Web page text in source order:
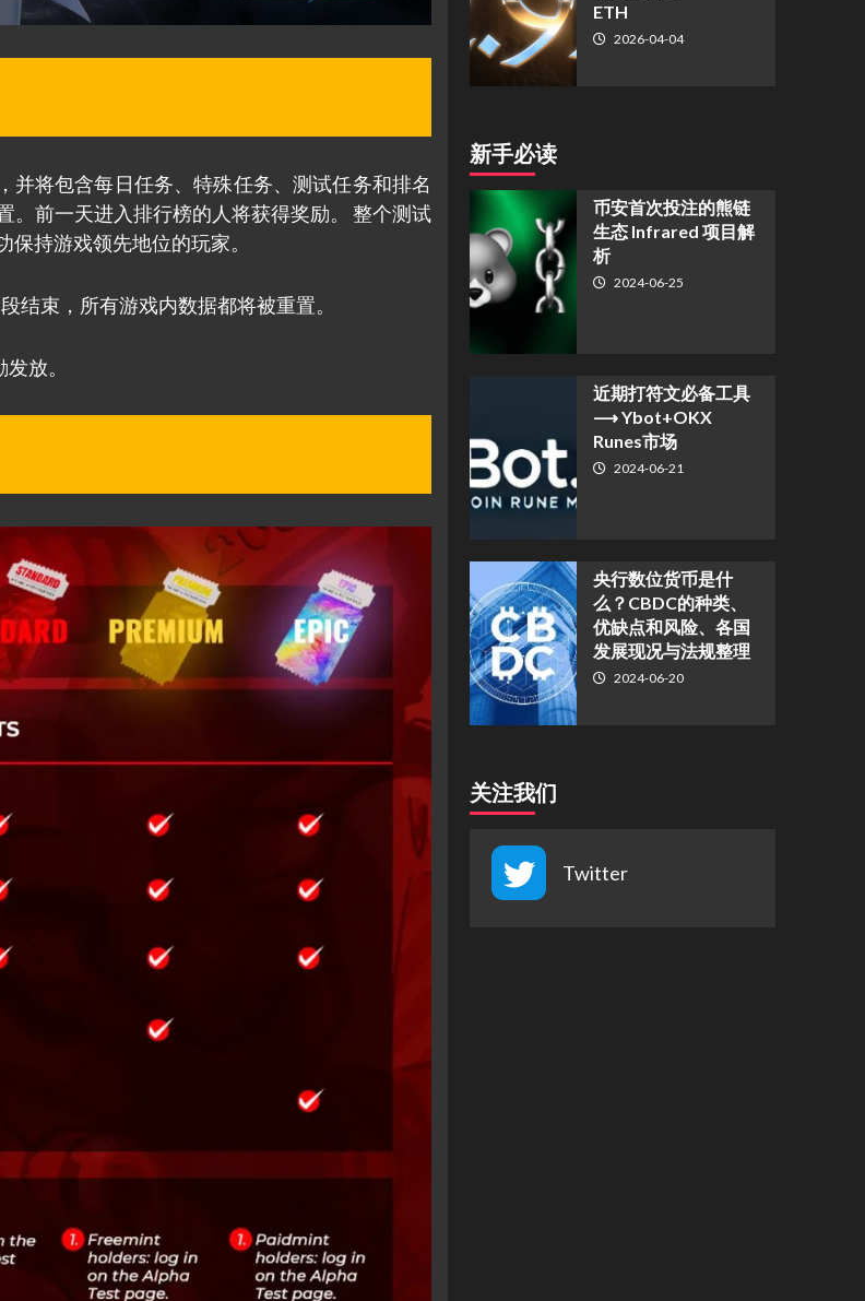
并将包含每日任务、特殊任务、测试任务和排名
。前一天进入排行榜的人将获得奖励。 整个测试
持游戏领先地位的玩家。
结束，所有游戏内数据都将被重置。
放。
ETH
2026-04-04
新手必读
币安首次投注的熊链
生态 Infrared 项目解
析
2024-06-25
近期打符文必备工具
⟶ Ybot+OKX
Runes市场
2024-06-21
央行数位货币是什
么？CBDC的种类、
优缺点和风险、各国
发展现况与法规整理
2024-06-20
关注我们
Twitter